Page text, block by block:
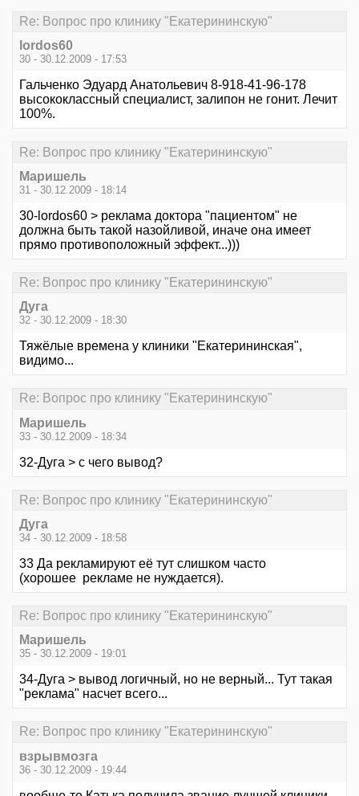
Re: Вопрос про клинику "Екатерининскую"
lordos60
30 - 30.12.2009 - 17:53
Гальченко Эдуард Анатольевич 8-918-41-96-178
высококлассный специалист, залипон не гонит. Лечит
100%.
Re: Вопрос про клинику "Екатерининскую"
Маришель
31 - 30.12.2009 - 18:14
30-lordos60 > реклама доктора "пациентом" не
должна быть такой назойливой, иначе она имеет
прямо противоположный эффект...)))
Re: Вопрос про клинику "Екатерининскую"
Дуга
32 - 30.12.2009 - 18:30
Тяжёлые времена у клиники "Екатерининская",
видимо...
Re: Вопрос про клинику "Екатерининскую"
Маришель
33 - 30.12.2009 - 18:34
32-Дуга > с чего вывод?
Re: Вопрос про клинику "Екатерининскую"
Дуга
34 - 30.12.2009 - 18:58
33 Да рекламируют её тут слишком часто
(хорошее рекламе не нуждается).
Re: Вопрос про клинику "Екатерининскую"
Маришель
35 - 30.12.2009 - 19:01
34-Дуга > вывод логичный, но не верный... Тут такая
"реклама" насчет всего...
Re: Вопрос про клинику "Екатерининскую"
взрывмозга
36 - 30.12.2009 - 19:44